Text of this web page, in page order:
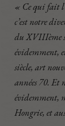
« Ce qui fait
c’est notre
du XVIIIème
évidemment,
siècle, art
années 70. Et
évidemment,
Hongrie, et